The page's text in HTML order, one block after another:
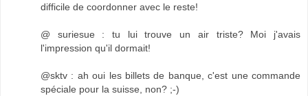
difficile de coordonner avec le reste!
@ suriesue : tu lui trouve un air triste? Moi j'avais
l'impression qu'il dormait!
@sktv : ah oui les billets de banque, c'est une commande
spéciale pour la suisse, non? ;-)